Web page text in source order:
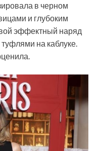
в черном
и глубоким
эффектный наряд
на каблуке.